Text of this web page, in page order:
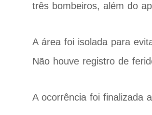
três bombeiros, além do
A área foi isolada para
Não houve registro de
A ocorrência foi finalizada